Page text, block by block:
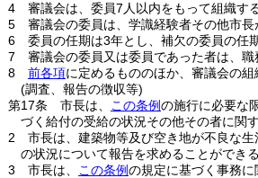
4
審議会は、委員7人以内をもって組織する
5
審議会の委員は、学識経験者その他市
6
委員の任期は3年とし、補欠の委員の任
7
審議会の委員又は委員であった者は、
8
前各項に定めるもののほか、審議会の
(調査、報告の徴収等)
第17条
市長は、 この条例の施行に必要な
づく給付の受給の状況その他その者に関
2
市長は、建築物等及び空き地が不良な
の状況について報告を求めることができる
3
市長は、 この条例の規定に基づく事務